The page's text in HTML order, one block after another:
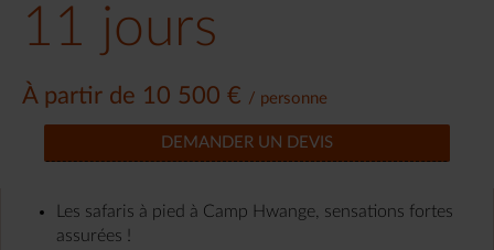
11 jours
À partir de 10 500 € / personne
DEMANDER UN DEVIS
Les safaris à pied à Camp Hwange, sensations fortes
assurées !